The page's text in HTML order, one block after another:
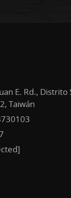
E. Rd., Distrito
Taiwán